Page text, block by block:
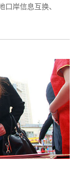
口岸信息互换、
、陆海联运、海